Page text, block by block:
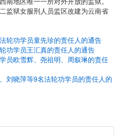
监狱女服刑人员监区改建为云南省
轮功学员童先珍的责任人的通告
功学员王汇真的责任人的通告
员欧雪辉、尧祖明、周叙琳的责任
刘晓萍等9名法轮功学员的责任人的